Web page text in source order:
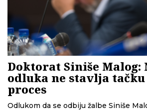
Doktorat Siniše Malog:
odluka ne stavlja tačku
proces
Odlukom da se odbiju žalbe Siniše